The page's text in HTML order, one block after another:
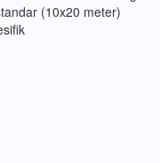
(10x20 meter)